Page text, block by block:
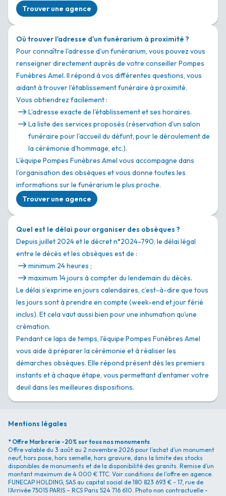
Trouver une agence
Où trouver l'adresse d'un funérarium à proximité ?
Pour connaître l'adresse d'un funérarium, vous pouvez vous
renseigner directement auprès de votre conseiller Pompes
Funèbres Amel. Il répond à vos différentes questions, vous
aidant à trouver l’établissement funéraire à proximité.
Vous obtiendrez facilement :
L’adresse exacte de l'établissement et ses horaires.
La liste des services proposés (réservation d'un salon
funéraire pour l'accueil du défunt, pour le déroulement de
la cérémonie d'hommage, etc.).
L'équipe Pompes Funèbres Amel vous accompagne dans
l'organisation des obsèques et vous donne toutes les
informations sur le funérarium le plus proche.
Trouver une agence
Quel est le délai pour organiser des obsèques ?
Depuis juillet 2024 et le décret n°2024-790, le délai légal
entre le décès et les obsèques est de :
minimum 24 heures ;
maximum 14 jours à compter du lendemain du décès.
Le délai s’exprime en jours calendaires, c’est-à-dire que tous
les jours sont à prendre en compte (week-end et jour férié
inclus). Et cela vaut aussi bien pour une inhumation qu’une
crémation.
Pendant ce laps de temps, l'équipe Pompes Funèbres Amel
vous aide à préparer la cérémonie et à réaliser les
démarches obsèques. Elle répond présent dès les premiers
instants et à chaque étape, vous permettant d’entamer votre
deuil dans les meilleures dispositions.
Mentions légales
* Offre Marbrerie -20% sur tous nos monuments
Offre valable du 3 août au 2 novembre 2026 pour l’achat d’un monument
neuf, hors pose, hors semelle, hors gravure, dans la limite des stocks
disponibles de monuments et de la disponibilité des granits. Remise d’un
montant maximum de 4 000 € TTC. Voir conditions de l’offre en agence.
FUNECAP HOLDING, SAS au capital social de 180 823 693 € - 17, rue de
l’Arrivée 75015 PARIS – RCS Paris 524 716 610. Photo non contractuelle -